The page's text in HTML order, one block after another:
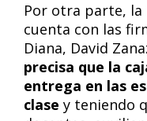
Por otra parte,
cuenta con las
Diana, David
precisa que la
entrega en las
clase y teniendo